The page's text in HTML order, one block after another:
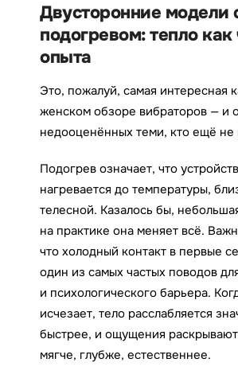
Двусторонние модели
подогревом: тепло как
опыта
Это, пожалуй, самая интересная
женском обзоре вибраторов — и
недооценённых теми, кто ещё не
Подогрев означает, что
нагревается до температуры,
телесной. Казалось бы,
на практике она меняет всё.
что холодный контакт в первые
один из самых частых поводов
и психологического барьера.
исчезает, тело расслабляется
быстрее, и ощущения
мягче, глубже, естественнее.